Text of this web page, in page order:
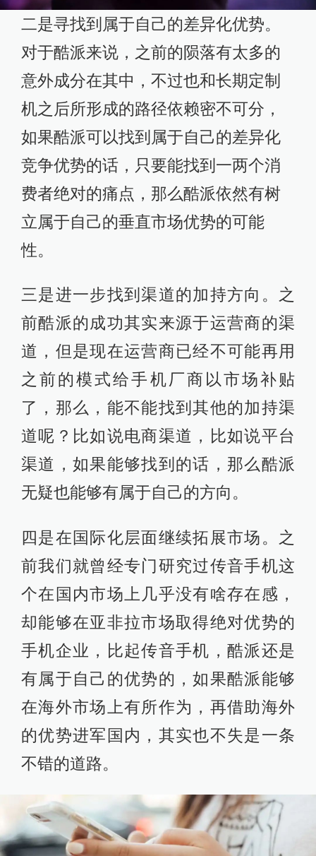
二是寻找到属于自己的差异化优势。
对于酷派来说，之前的陨落有太多的
意外成分在其中，不过也和长期定制
机之后所形成的路径依赖密不可分，
如果酷派可以找到属于自己的差异化
竞争优势的话，只要能找到一两个消
费者绝对的痛点，那么酷派依然有树
立属于自己的垂直市场优势的可能
性。
三是进一步找到渠道的加持方向。之
前酷派的成功其实来源于运营商的渠
道，但是现在运营商已经不可能再用
之前的模式给手机厂商以市场补贴
了，那么，能不能找到其他的加持渠
道呢？比如说电商渠道，比如说平台
渠道，如果能够找到的话，那么酷派
无疑也能够有属于自己的方向。
四是在国际化层面继续拓展市场。之
前我们就曾经专门研究过传音手机这
个在国内市场上几乎没有啥存在感，
却能够在亚非拉市场取得绝对优势的
手机企业，比起传音手机，酷派还是
有属于自己的优势的，如果酷派能够
在海外市场上有所作为，再借助海外
的优势进军国内，其实也不失是一条
不错的道路。